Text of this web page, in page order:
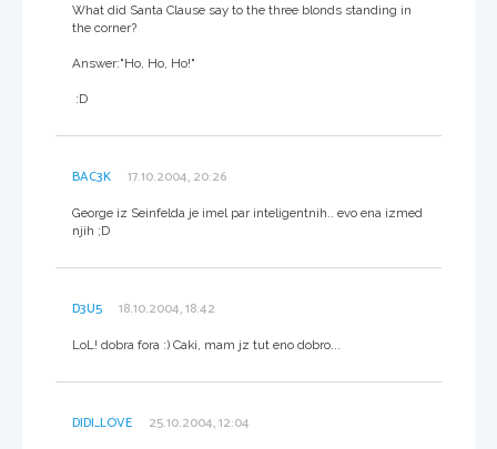
What did Santa Clause say to the three blonds standing in
the corner?
Answer:"Ho, Ho, Ho!"
:D
BAC3K 17.10.2004, 20:26
George iz Seinfelda je imel par inteligentnih.. evo ena izmed
njih ;D
D3U5 18.10.2004, 18:42
LoL! dobra fora :) Caki, mam jz tut eno dobro...
DIDI_LOVE 25.10.2004, 12:04